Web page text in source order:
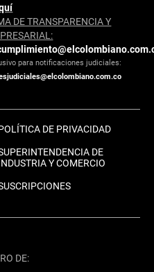
DE TRANSPARENCIA Y
para notificaciones judiciales:
DE PRIVACIDAD
DE
Y COMERCIO
DE: